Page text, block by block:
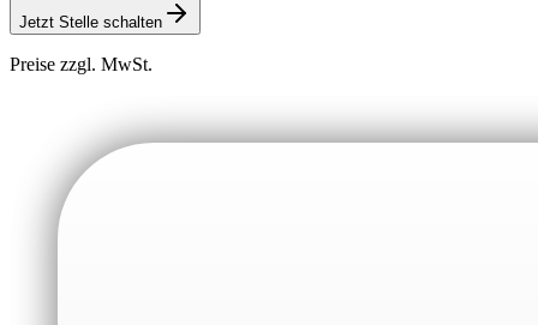
Jetzt Stelle schalten
Preise zzgl. MwSt.